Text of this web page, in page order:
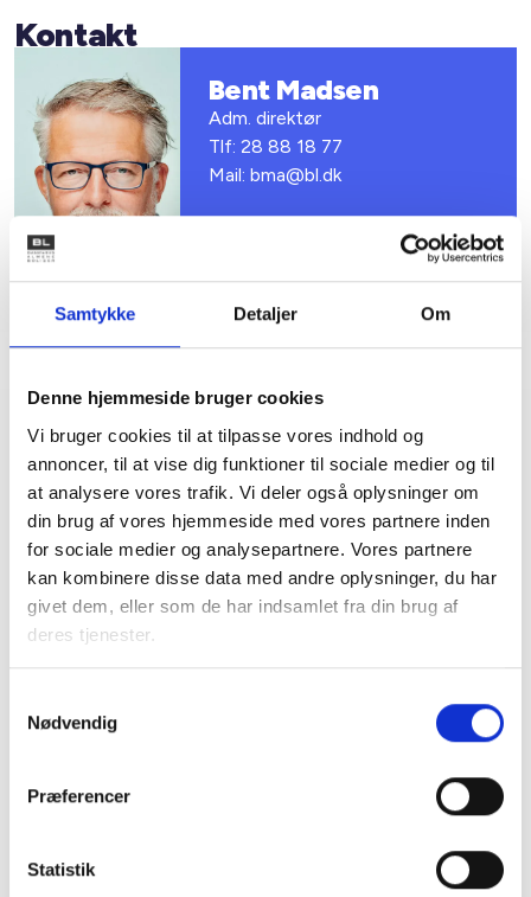
Samtykke Detaljer Om
Denne hjemmeside bruger cookies
Vi bruger cookies til at tilpasse vores indhold og
annoncer, til at vise dig funktioner til sociale medier og til
at analysere vores trafik. Vi deler også oplysninger om
din brug af vores hjemmeside med vores partnere inden
for sociale medier og analysepartnere. Vores partnere
kan kombinere disse data med andre oplysninger, du har
givet dem, eller som de har indsamlet fra din brug af
deres tjenester.
Nødvendig
Præferencer
Statistik
Kontakt
Bent Madsen
Adm. direktør
Tlf: 28 88 18 77
Mail: bma@bl.dk
Relateret indhold Viden
BL INFORMERER
Nye krav om fjernaflæste målere – alle
ejendomme skal være klar senest 1. januar
2027
08. juni 2026
Ansvar for nødforsyning i plejeboliger ved
08. juni 2026
BL INFORMERER